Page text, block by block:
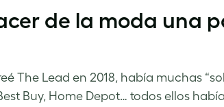
de la moda una
The Lead en 2018, había muchas
Buy, Home Depot… todos ellos